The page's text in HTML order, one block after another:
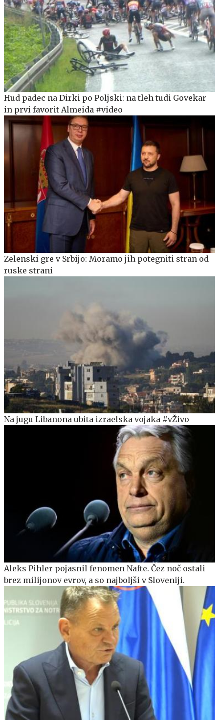
Hud padec na Dirki po Poljski: na tleh tudi Govekar
in prvi favorit Almeida #video
Zelenski gre v Srbijo: Moramo jih potegniti stran od
ruske strani
Na jugu Libanona ubita izraelska vojaka #vŽivo
Aleks Pihler pojasnil fenomen Nafte. Čez noč ostali
brez milijonov evrov, a so najboljši v Sloveniji.